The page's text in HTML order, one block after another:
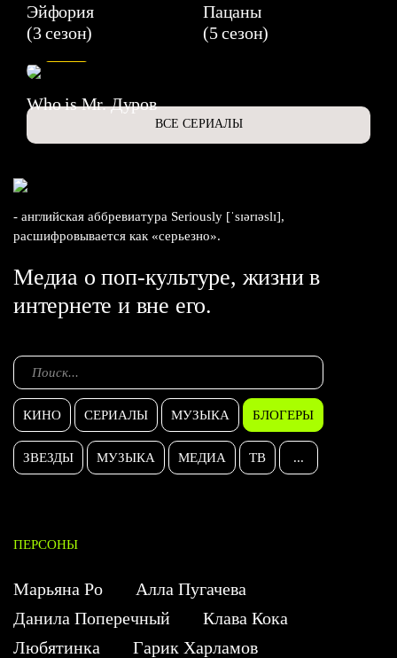
Эйфория
(3 сезон)
Пацаны
(5 сезон)
Who is Mr. Дуров
ВСЕ СЕРИАЛЫ
- английская аббревиатура Seriously [ˈsɪərɪəslɪ],
расшифровывается как «серьезно».
Медиа о поп-культуре, жизни в
интернете и вне его.
КИНО СЕРИАЛЫ МУЗЫКА БЛОГЕРЫ
ЗВЕЗДЫ МУЗЫКА МЕДИА ТВ ...
ПЕРСОНЫ
Марьяна Ро
Алла Пугачева
Данила Поперечный
Клава Кока
Любятинка
Гарик Харламов